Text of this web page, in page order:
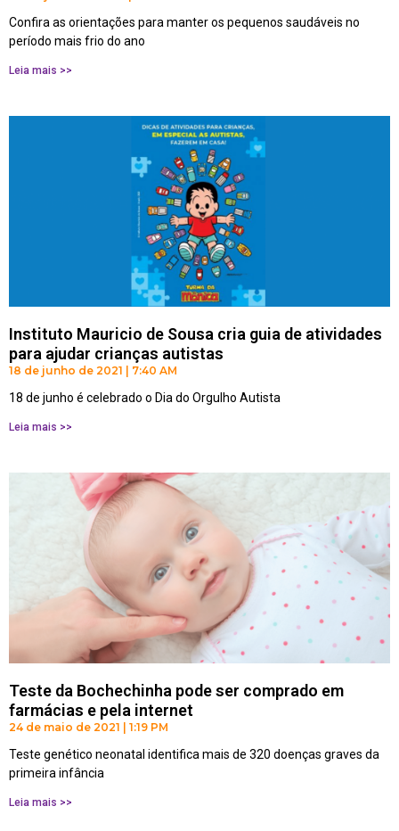
Confira as orientações para manter os pequenos saudáveis no
período mais frio do ano
Leia mais >>
Instituto Mauricio de Sousa cria guia de atividades
para ajudar crianças autistas
18 de junho de 2021 7:40 AM
18 de junho é celebrado o Dia do Orgulho Autista
Leia mais >>
Teste da Bochechinha pode ser comprado em
farmácias e pela internet
24 de maio de 2021 1:19 PM
Teste genético neonatal identifica mais de 320 doenças graves da
primeira infância
Leia mais >>